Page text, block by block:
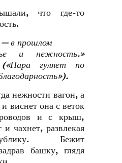
что где-то
— в прошлом
и нежность.»
гуляет по
нежности вагон, а
и виснет она с веток
и с крыш,
и чахнет, развлекая
Бежит
башку, глядя